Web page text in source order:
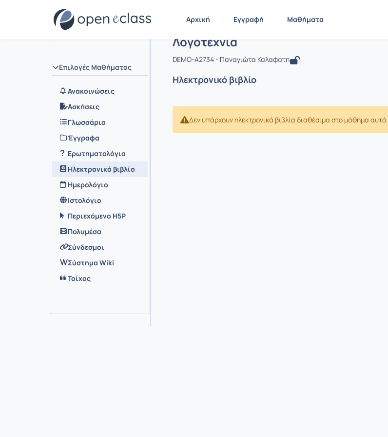
Αρχική Εγγραφή Μαθήματα
Επιλογές Μαθήματος
Ανακοινώσεις
Ασκήσεις
Γλωσσάριο
Έγγραφα
Ερωτηματολόγια
Ηλεκτρονικό βιβλίο
Ημερολόγιο
Ιστολόγιο
Περιεχόμενο H5P
Πολυμέσα
Σύνδεσμοι
Σύστημα Wiki
Τοίχος
Μάθημα : Λογοτεχνία
Λογοτεχνία
DEMO-A2734 - Παναγιώτα Καλαφάτη
Ηλεκτρονικό βιβλίο
Δεν υπάρχουν ηλεκτρονικά βιβλία διαθέσιμα στο μάθημα αυτό.